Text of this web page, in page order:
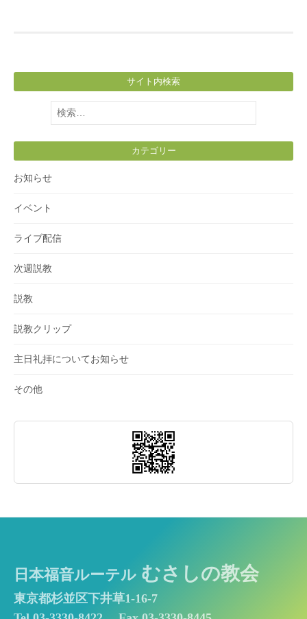
サイト内検索
検
索:
カテゴリー
お知らせ
イベント
ライブ配信
次週説教
説教
説教クリップ
主日礼拝についてお知らせ
その他
日本福音ルーテル むさしの教会
東京都杉並区下井草1-16-7